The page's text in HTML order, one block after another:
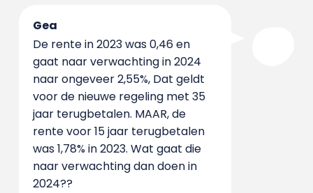
Gea
De rente in 2023 was 0,46 en
gaat naar verwachting in 2024
naar ongeveer 2,55%, Dat geldt
voor de nieuwe regeling met 35
jaar terugbetalen. MAAR, de
rente voor 15 jaar terugbetalen
was 1,78% in 2023. Wat gaat die
naar verwachting dan doen in
2024??